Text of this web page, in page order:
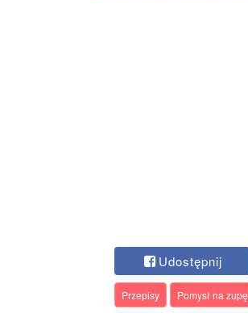
Udostępnij
Przepisy Pomysł na zupę